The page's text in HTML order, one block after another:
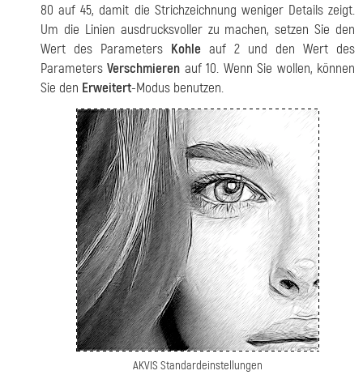
80 auf 45, damit die Strichzeichnung weniger Details zeigt.
Um die Linien ausdrucksvoller zu machen, setzen Sie den
Wert des Parameters Kohle auf 2 und den Wert des
ParametersVerschmieren auf 10. Wenn Sie wollen, können
Sie den Erweitert-Modus benutzen.
AKVIS Standardeinstellungen